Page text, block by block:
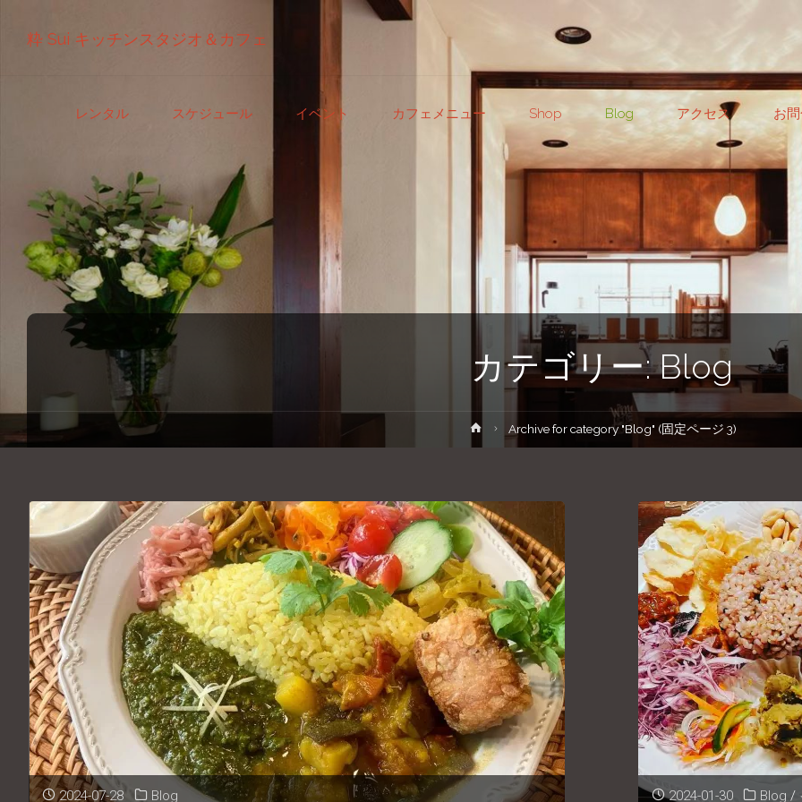
粋 Sui キッチンスタジオ＆カフェ
テ
ン
ツ
へ
キ
プ
レンタル スケジュール イベント カフェメニュー Shop Blog アクセス お
カテゴリー:Blog
ホ
Archive for category "Blog" (固定ページ 3)
2024-07-28 Blog 2024-01-30 Blog /